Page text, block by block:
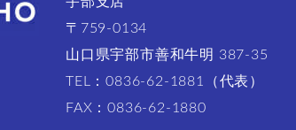
〒759-0134
山口県宇部市善和牛明 387-35
TEL：0836-62-1881（代表）
FAX：0836-62-1880